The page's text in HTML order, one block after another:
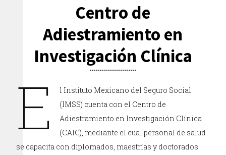
Centro de
Adiestramiento en
Investigación Clínica
E
l Instituto Mexicano del Seguro Social
(IMSS) cuenta con el Centro de
Adiestramiento en Investigación Clínica
(CAIC), mediante el cual personal de salud
se capacita con diplomados, maestrías y doctorados